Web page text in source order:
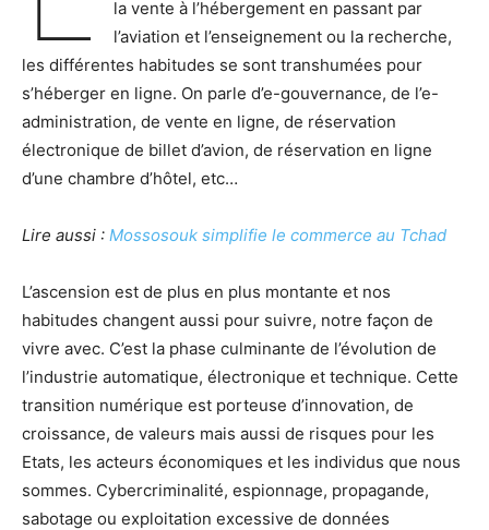
la vente à l’hébergement en passant par
l’aviation et l’enseignement ou la recherche,
les différentes habitudes se sont transhumées pour
s’héberger en ligne. On parle d’e-gouvernance, de l’e-
administration, de vente en ligne, de réservation
électronique de billet d’avion, de réservation en ligne
d’une chambre d’hôtel, etc…
Lire aussi : Mossosouk simplifie le commerce au Tchad
L’ascension est de plus en plus montante et nos
habitudes changent aussi pour suivre, notre façon de
vivre avec. C’est la phase culminante de l’évolution de
l’industrie automatique, électronique et technique. Cette
transition numérique est porteuse d’innovation, de
croissance, de valeurs mais aussi de risques pour les
Etats, les acteurs économiques et les individus que nous
sommes. Cybercriminalité, espionnage, propagande,
sabotage ou exploitation excessive de données